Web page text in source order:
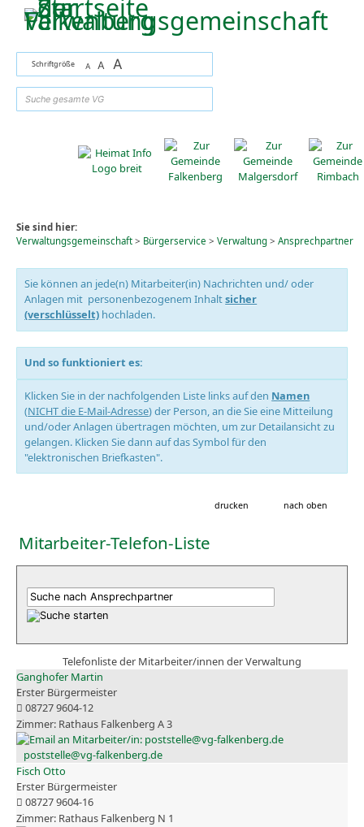
Zum Inhalt,zur Navigationoder
Schriftgröße A A A
Sie sind hier:
Verwaltungsgemeinschaft> Bürgerservice > Verwaltung> Ansprechpartner
Sie können an jede(n) Mitarbeiter(in) Nachrichten und/ oder
Anlagen mit personenbezogenem Inhaltsicher
(verschlüsselt) hochladen.
Und so funktioniert es:
Klicken Sie in der nachfolgenden Liste links auf den Namen
(NICHT die E-Mail-Adresse) der Person, an die Sie eine Mitteilung
und/oder Anlagen übertragen möchten, um zur Detailansicht zu
gelangen. Klicken Sie dann auf das Symbol für den
"elektronischen Briefkasten".
drucken nach oben
Mitarbeiter-Telefon-Liste
Telefonliste der Mitarbeiter/innen der Verwaltung
Ganghofer Martin
Erster Bürgermeister
08727 9604-12
Rathaus Falkenberg A 3
poststelle@vg-falkenberg.de
Fisch Otto
Erster Bürgermeister
08727 9604-16
Rathaus Falkenberg N 1